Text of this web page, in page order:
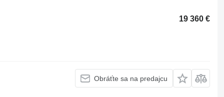
19 360 €
Obráťte sa na predajcu